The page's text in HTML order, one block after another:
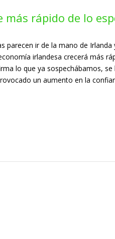
más rápido de lo
parecen ir de la mano de
irlandesa crecerá más
lo que ya sospechábamos, se
un aumento en la